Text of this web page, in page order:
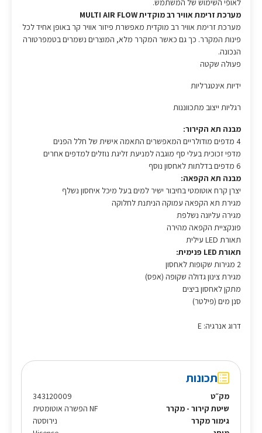
לאופי השימוש של המשתמש.
מערכת זרימת אוויר רב מוקדית MULTI AIR FLOW
מערכת זרימת אוויר רב מוקדית מאפשרת פיזור אוויר קר באופן אחיד לכל
פינות המקרר. כך גם כאשר המקרר מלא, המוצרים נשמרים בטמפרטורה
הנכונה.
פעולה שקטה
ידיות אינטגרליות
רגליות ייצוב מתכווננות
מבנה תא הקירור:
4 מדפים מודולריים המאפשרים התאמה אישית של חלל הפנים
מדפי זכוכית בעלי סף מוגבה למניעת זליגת נוזלים למדפים אחרים
6 מדפים בדלתות לאחסון נוסף
מבנה תא הקפאה:
יצרן קרח אוטומטי בחיבור ישיר למים בעל מיכל איחסון נשלף
מגירת תא הקפאה עמוקה הניתנת לחלוקה
מגירה עליונה נשלפת
פונקציית הקפאה מהירה
תאורת LED עילית
תאורת LED פנימית:
2 מגירות שקופות לאחסון
מגירת צינון גדולה שקופה (אפס)
מתקן לאחסון ביצים
סנן מים (פילטר)
דרוג אנרגיה: E
תכונות
מק״ט
343120009
שיטת קירור - מקרר
NF הפשרה אוטומטית
גימור מקרר
נירוסטה